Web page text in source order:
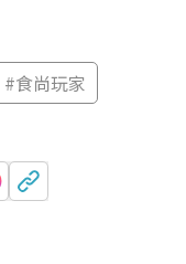
#食尚玩家